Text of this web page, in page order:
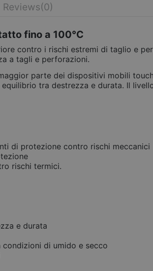
Reviews(0)
fino a 100°C
contro i rischi estremi di taglio e
a tagli e perforazioni.
parte dei dispositivi mobili
tra destrezza e durata. Il
di protezione contro rischi meccanici
rischi termici.
e durata
di umido e secco